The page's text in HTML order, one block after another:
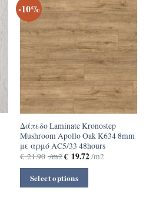
-10%
Δάπεδο Laminate Kronostep
Mushroom Apollo Oak K634 8mm
με αρμό ΑC5/33 48hours
€21.90 /m2€19.72/m2
Select options